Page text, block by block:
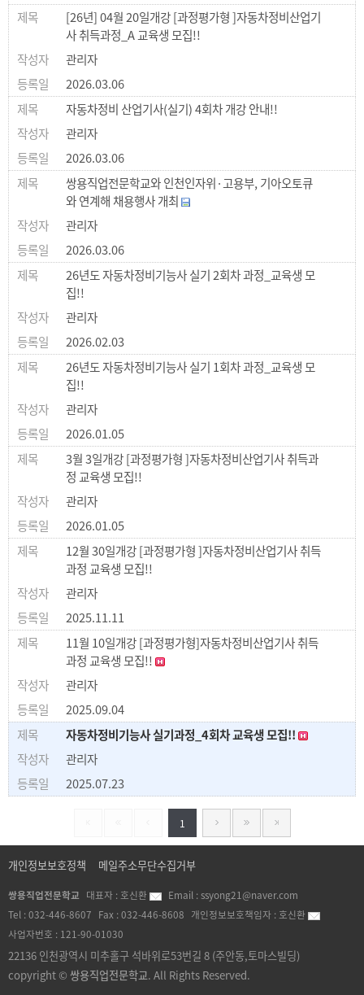
[26년] 04월 20일개강 [과정평가형 ]자동차정비산업기
사 취득과정_A 교육생 모집!!
관리자
2026.03.06
자동차정비 산업기사(실기) 4회차 개강 안내!!
관리자
2026.03.06
쌍용직업전문학교와 인천인자위·고용부, 기아오토큐
와 연계해 채용행사 개최
관리자
2026.03.06
26년도 자동차정비기능사 실기 2회차 과정_교육생 모
집!!
관리자
2026.02.03
26년도 자동차정비기능사 실기 1회차 과정_교육생 모
집!!
관리자
2026.01.05
3월 3일개강 [과정평가형 ]자동차정비산업기사 취득과
정 교육생 모집!!
관리자
2026.01.05
12월 30일개강 [과정평가형 ]자동차정비산업기사 취득
과정 교육생 모집!!
관리자
2025.11.11
11월 10일개강 [과정평가형]자동차정비산업기사 취득
과정 교육생 모집!!
관리자
2025.09.04
자동차정비기능사 실기과정_4회차 교육생 모집!!
관리자
2025.07.23
1
개인정보보호정책 메일주소무단수집거부
쌍용직업전문학교 대표자 :호신환 Email :ssyong21@naver.com
Tel :032-446-8607 Fax :032-446-8608 개인정보보호책임자 :호신환
사업자번호 : 121-90-01030
22136 인천광역시 미추홀구 석바위로53번길 8 (주안동,토마스빌딩)
copyright © 쌍용직업전문학교. All Rights Reserved.